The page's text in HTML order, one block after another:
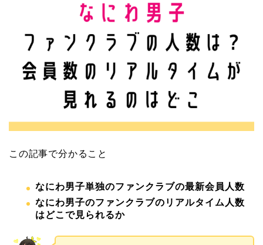
この記事で分かること
なにわ男子単独のファンクラブの最新会員人数
なにわ男子のファンクラブのリアルタイム人数
はどこで見られるか